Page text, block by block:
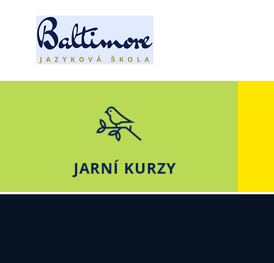
JARNÍ KURZY